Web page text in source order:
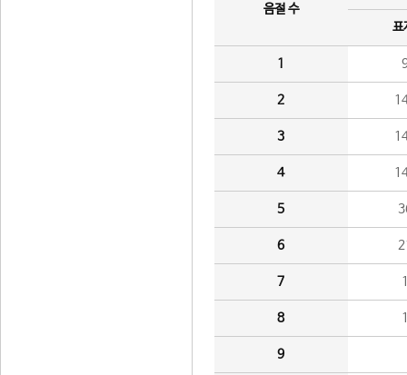
음절 수
표
1
2
3
4
5
6
7
8
9